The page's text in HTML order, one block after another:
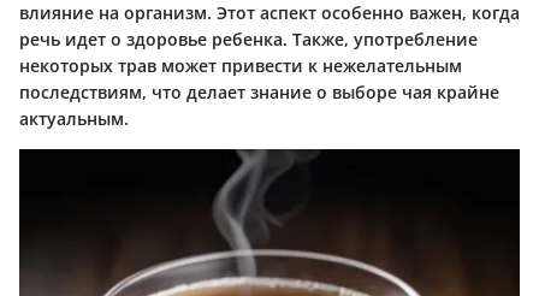
влияние на организм. Этот аспект особенно важен, когда
речь идет о здоровье ребенка. Также, употребление
некоторых трав может привести к нежелательным
последствиям, что делает знание о выборе чая крайне
актуальным.